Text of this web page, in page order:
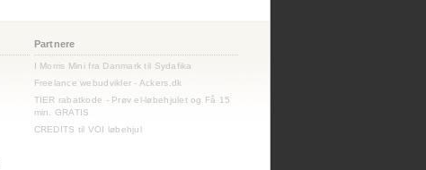
Partnere
I Morris Mini fra Danmark til Sydafika
Freelance webudvikler - Ackers.dk
TIER rabatkode - Prøv el-løbehjulet og Få 15
min. GRATIS
CREDITS til VOI løbehjul